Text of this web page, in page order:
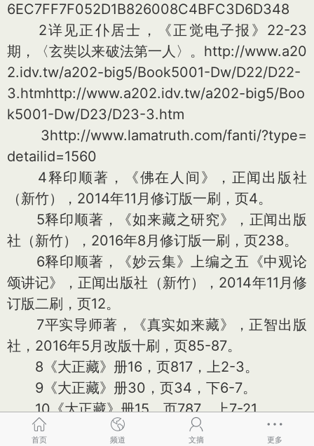
6EC7FF7F052D1B826008C4BFC3D6D348
2详见正仆居士，《正觉电子报》22-23
期，〈玄奘以来破法第一人〉。http://www.a20
2.idv.tw/a202-big5/Book5001-Dw/D22/D22-
3.htmhttp://www.a202.idv.tw/a202-big5/Boo
k5001-Dw/D23/D23-3.htm
3http://www.lamatruth.com/fanti/?type=
detailid=1560
4释印顺著，《佛在人间》，正闻出版社
（新竹），2014年11月修订版一刷，页4。
5释印顺著，《如来藏之研究》，正闻出版
社（新竹），2016年8月修订版一刷，页238。
6释印顺著，《妙云集》上编之五《中观论
颂讲记》，正闻出版社（新竹），2014年11月修
订版二刷，页12。
7平实导师著，《真实如来藏》，正智出版
社，2016年5月改版十刷，页85-87。
8《大正藏》册16，页817，上2-3。
9《大正藏》册30，页34，下6-7。
10《大正藏》册15，页787，上7-21。
11平实导师著，《宗通与说通》，正智出版
首页 频道 文摘 更多